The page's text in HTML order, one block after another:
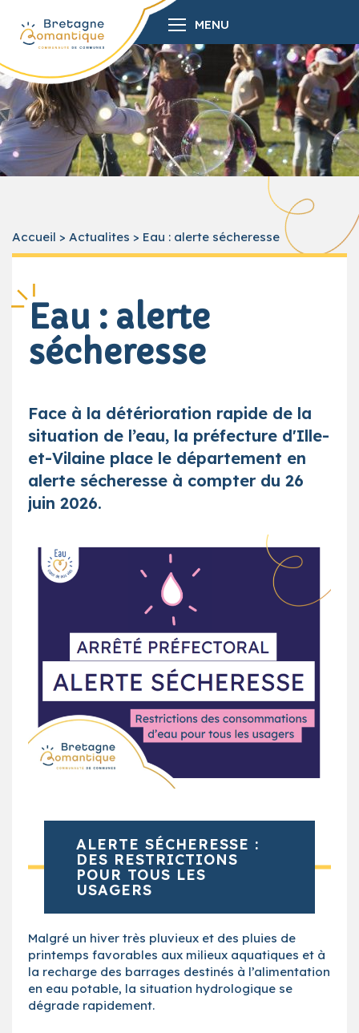
MENU
Accueil > Actualites > Eau : alerte sécheresse
Eau : alerte
sécheresse
Face à la détérioration rapide de la
situation de l’eau, la préfecture d'Ille-
et-Vilaine place le département en
alerte sécheresse à compter du 26
juin 2026.
ALERTE SÉCHERESSE :
DES RESTRICTIONS
POUR TOUS LES
USAGERS
Malgré un hiver très pluvieux et des pluies de
printemps favorables aux milieux aquatiques et à
la recharge des barrages destinés à l’alimentation
en eau potable, la situation hydrologique se
dégrade rapidement.